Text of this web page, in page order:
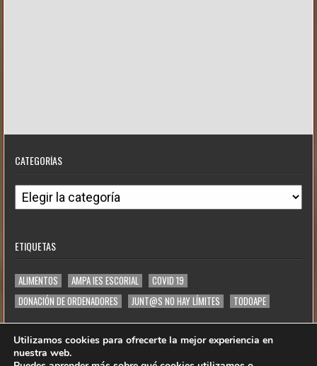
CATEGORÍAS
ETIQUETAS
ALIMENTOS AMPA IES ESCORIAL
COVID 19
DONACIÓN DE ORDENADORES
JUNT@S NO HAY LÍMITES TODOAPE
Utilizamos cookies para ofrecerte la mejor experiencia en
nuestra web.